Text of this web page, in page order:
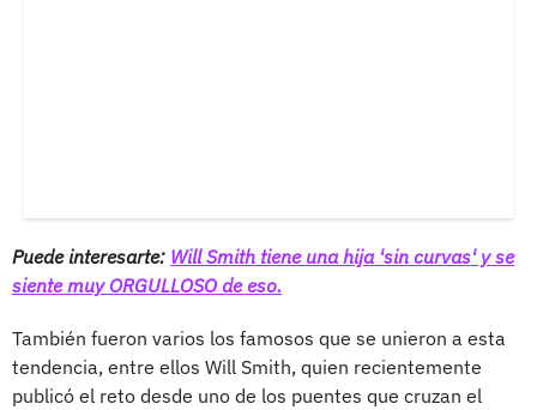
Puede interesarte: Will Smith tiene una hija 'sin curvas' y se
siente muy ORGULLOSO de eso.
También fueron varios los famosos que se unieron a esta
tendencia, entre ellos Will Smith, quien recientemente
publicó el reto desde uno de los puentes que cruzan el